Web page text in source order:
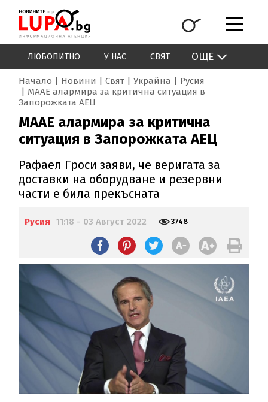
ЛЮБОПИТНО У НАС СВЯТ ОЩЕ
Начало Новини Свят Украйна
Русия
МААЕ алармира за критична ситуация в
Запорожката АЕЦ
МААЕ алармира за критична
ситуация в Запорожката АЕЦ
Рафаел Гроси заяви, че веригата за
доставки на оборудване и резервни
части е била прекъсната
Русия 11:18 - 03 Август 2022 3748